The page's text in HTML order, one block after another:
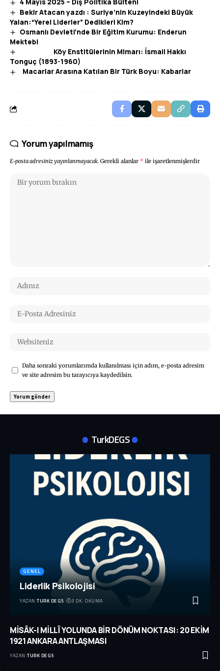
4 Mayıs 2025 – Dış Politika Bülteni
Bekir Atacan yazdı : Suriye’nin Kuzeyindeki Büyük
Yalan:“Yerel Liderler” Dedikleri Kim?
Osmanlı Devleti’nde Bir Eğitim Kurumu: Enderun
Mektebi
Köy Enstitülerinin Mimarı: İsmail Hakkı
Tonguç (1893-1960)
Macarlar Arasına Katılan Bir Türk Boyu: Kabarlar
Yorum yapılmamış
E-posta adresiniz yayınlanmayacak. Gerekli alanlar * ile işaretlenmişlerdir
Daha sonraki yorumlarımda kullanılması için adım, e-posta adresim
ve site adresim bu tarayıcıya kaydedilsin.
TurkDEGS
GENEL
Liderlik Psikolojisi
YAZAN:TURK DEGS 3 DK. OKUMA
MİSÂK-I MİLLÎ YOLUNDA BİR DÖNÜM NOKTASI: 20 EKİM
1921 ANKARA ANTLAŞMASI
YAZAN:TURK DEGS